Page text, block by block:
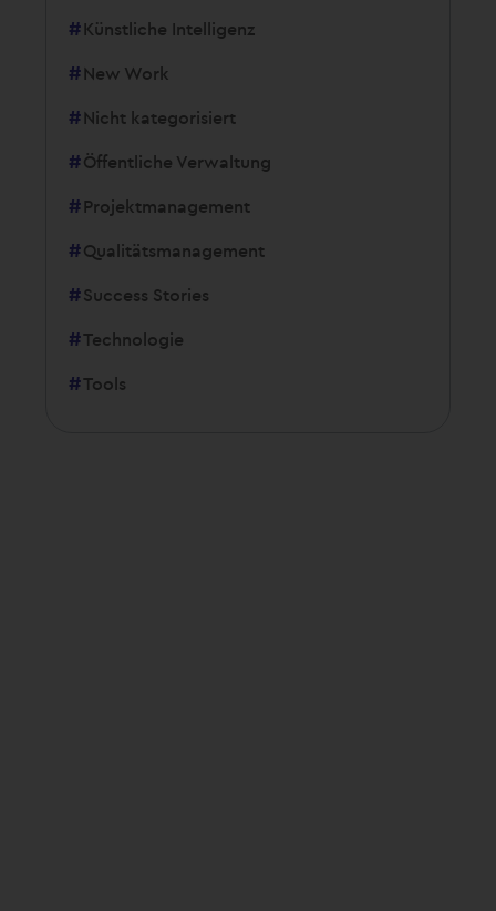
Künstliche Intelligenz
New Work
Nicht kategorisiert
Öffentliche Verwaltung
Projektmanagement
Qualitätsmanagement
Success Stories
Technologie
Tools